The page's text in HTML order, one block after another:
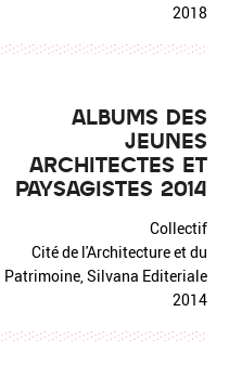
2018
ALBUMS DES
JEUNES
ARCHITECTES ET
PAYSAGISTES 2014
Collectif
Cité de l'Architecture et du
Patrimoine, Silvana Editeriale
2014